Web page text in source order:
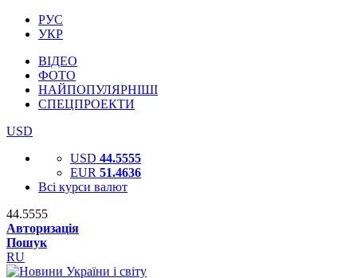
РУС
УКР
ВІДЕО
ФОТО
НАЙПОПУЛЯРНІШІ
СПЕЦПРОЕКТИ
USD
USD 44.5555
EUR 51.4636
Всі курси валют
44.5555
Авторизація
Пошук
RU